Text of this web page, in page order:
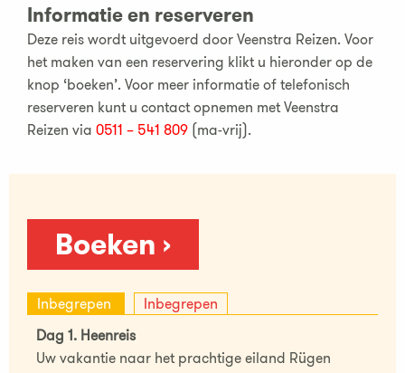
Informatie en reserveren
Deze reis wordt uitgevoerd door Veenstra Reizen. Voor
het maken van een reservering klikt u hieronder op de
knop ‘boeken’. Voor meer informatie of telefonisch
reserveren kunt u contact opnemen met Veenstra
Reizen via 0511 – 541 809 (ma-vrij).
Boeken ›
Inbegrepen
Inbegrepen
Dag 1. Heenreis
Uw vakantie naar het prachtige eiland Rügen